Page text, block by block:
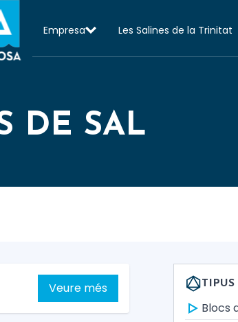
Empresa Les Salines de la Trinitat
DE SAL
Veure més TIPUS
Blocs